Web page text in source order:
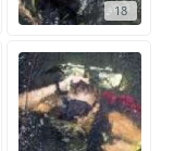
18